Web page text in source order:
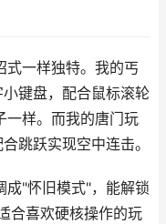
式一样独特。我的丐
键盘，配合鼠标滚轮
一样。而我的唐门玩
跳跃实现空中连击。
成"怀旧模式"，能解锁
合喜欢硬核操作的玩